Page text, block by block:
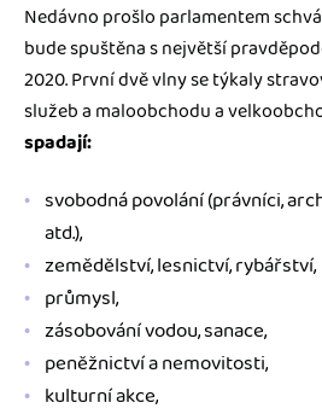
Nedávno prošlo parlamentem
bude spuštěna s největší
2020. První dvě vlny se týkaly
služeb a maloobchodu a
spadají:
svobodná povolání (právníci,
atd.),
zemědělství, lesnictví, rybářství,
průmysl,
zásobování vodou, sanace,
peněžnictví a nemovitosti,
kulturní akce,